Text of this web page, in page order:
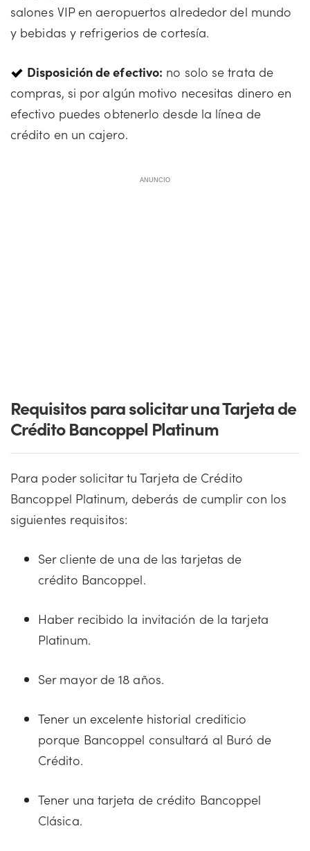
salones VIP en aeropuertos alrededor del mundo
y bebidas y refrigerios de cortesía.
Disposición de efectivo: no solo se trata de
compras, si por algún motivo necesitas dinero en
efectivo puedes obtenerlo desde la línea de
crédito en un cajero.
ANUNCIO
Requisitos para solicitar una Tarjeta de
Crédito Bancoppel Platinum
Para poder solicitar tu Tarjeta de Crédito
Bancoppel Platinum, deberás de cumplir con los
siguientes requisitos:
Ser cliente de una de las tarjetas de
crédito Bancoppel.
Haber recibido la invitación de la tarjeta
Platinum.
Ser mayor de 18 años.
Tener un excelente historial crediticio
porque Bancoppel consultará al Buró de
Crédito.
Tener una tarjeta de crédito Bancoppel
Clásica.